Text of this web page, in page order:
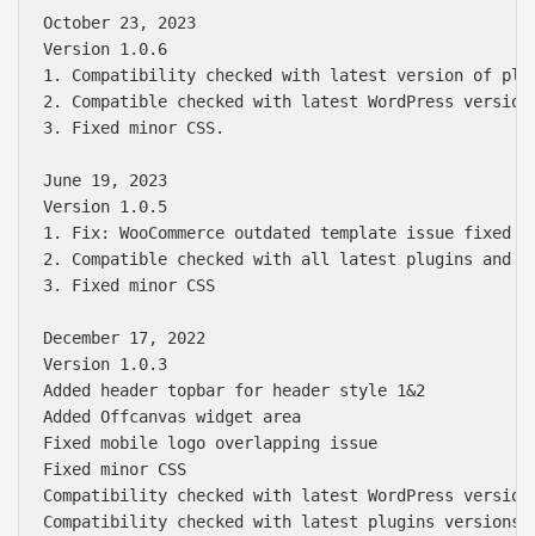
October 23, 2023
Version 1.0.6
1. Compatibility checked with latest version of
2. Compatible checked with latest WordPress
3. Fixed minor CSS.
June 19, 2023
Version 1.0.5
1. Fix: WooCommerce outdated template issue fixed
2. Compatible checked with all latest plugins and
3. Fixed minor CSS
December 17, 2022
Version 1.0.3
Added header topbar for header style 1&2
Added Offcanvas widget area
Fixed mobile logo overlapping issue
Fixed minor CSS
Compatibility checked with latest WordPress version
Compatibility checked with latest plugins versions